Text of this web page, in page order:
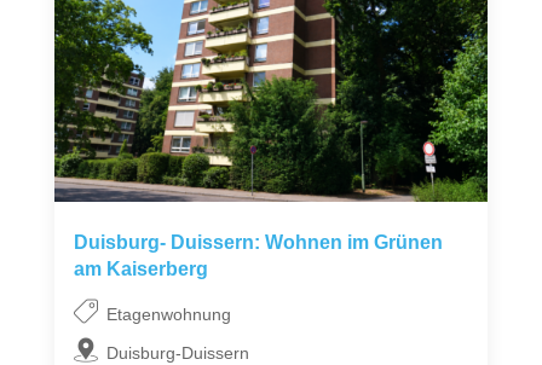
Duisburg- Duissern: Wohnen im Grünen
am Kaiserberg
Etagenwohnung
Duisburg-Duissern